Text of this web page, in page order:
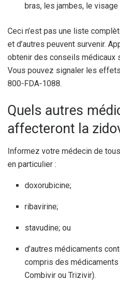
bras, les jambes, le
Ceci n’est pas une liste
et d’autres peuvent survenir.
obtenir des conseils médicaux
Vous pouvez signaler les
800-FDA-1088.
Quels autres
affecteront la
Informez votre médecin de
en particulier :
doxorubicine;
ribavirine;
stavudine; ou
d’autres médicaments
compris des
Combivir ou Trizivir).